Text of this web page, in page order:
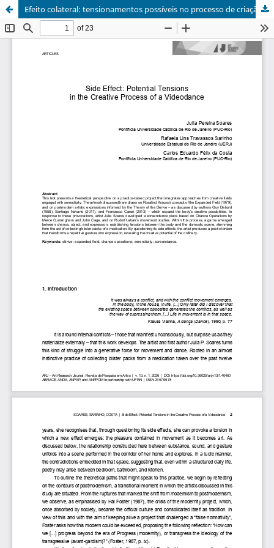
Efeito colateral: tensionamentos possíveis no processo de criação de uma videodança